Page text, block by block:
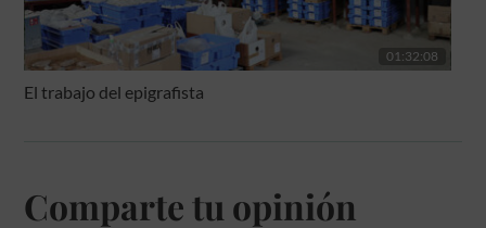
01:32:08
El trabajo del epigrafista
Comparte tu opinión